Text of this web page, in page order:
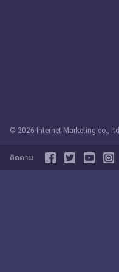
© 2026 Internet Marketing co., ltd
ติดตาม